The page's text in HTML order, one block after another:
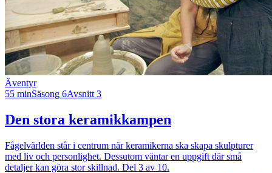
Äventyr
55 minSäsong 6Avsnitt 3
Den stora keramikkampen
Fågelvärlden står i centrum när keramikerna ska skapa skulpturer
med liv och personlighet. Dessutom väntar en uppgift där små
detaljer kan göra stor skillnad. Del 3 av 10.